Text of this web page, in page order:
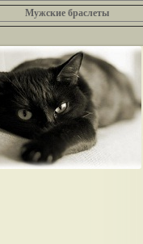
Мужские браслеты